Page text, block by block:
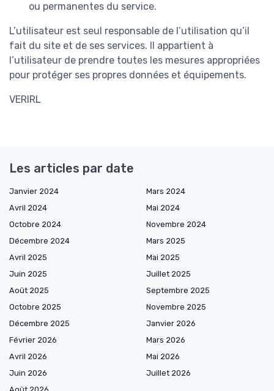
ou permanentes du service.
L’utilisateur est seul responsable de l’utilisation qu’il
fait du site et de ses services. Il appartient à
l’utilisateur de prendre toutes les mesures appropriées
pour protéger ses propres données et équipements.
VERIRL
Les articles par date
Janvier 2024
Mars 2024
Avril 2024
Mai 2024
Octobre 2024
Novembre 2024
Décembre 2024
Mars 2025
Avril 2025
Mai 2025
Juin 2025
Juillet 2025
Août 2025
Septembre 2025
Octobre 2025
Novembre 2025
Décembre 2025
Janvier 2026
Février 2026
Mars 2026
Avril 2026
Mai 2026
Juin 2026
Juillet 2026